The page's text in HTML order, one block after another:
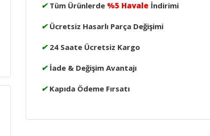
✔ Tüm Ürünlerde %5 Havale İndirimi
✔ Ücretsiz Hasarlı Parça Değişimi
✔ 24 Saate Ücretsiz Kargo
✔ İade & Değişim Avantajı
✔ Kapıda Ödeme Fırsatı